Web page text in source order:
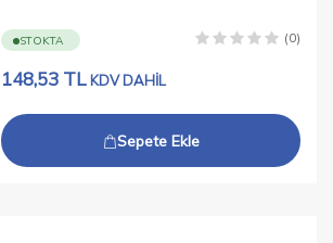
STOKTA (0)
148,53 TL KDV DAHİL
Sepete Ekle